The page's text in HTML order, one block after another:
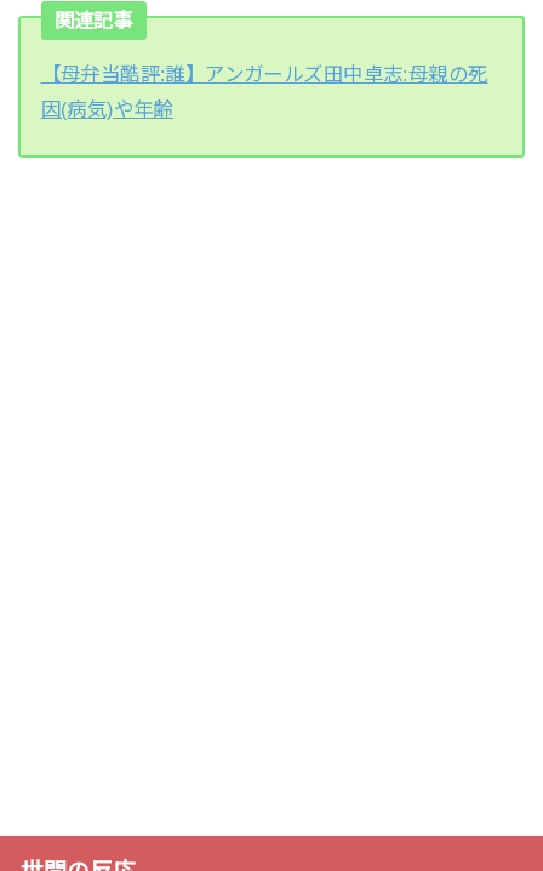
関連記事
【母弁当酷評:誰】アンガールズ田中卓志:母親の死
因(病気)や年齢